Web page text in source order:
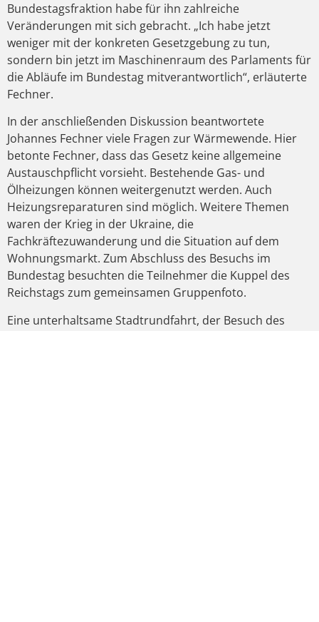
Bundestagsfraktion habe für ihn zahlreiche
Veränderungen mit sich gebracht. „Ich habe jetzt
weniger mit der konkreten Gesetzgebung zu tun,
sondern bin jetzt im Maschinenraum des Parlaments für
die Abläufe im Bundestag mitverantwortlich“, erläuterte
Fechner.
In der anschließenden Diskussion beantwortete
Johannes Fechner viele Fragen zur Wärmewende. Hier
betonte Fechner, dass das Gesetz keine allgemeine
Austauschpflicht vorsieht. Bestehende Gas- und
Ölheizungen können weitergenutzt werden. Auch
Heizungsreparaturen sind möglich. Weitere Themen
waren der Krieg in der Ukraine, die
Fachkräftezuwanderung und die Situation auf dem
Wohnungsmarkt. Zum Abschluss des Besuchs im
Bundestag besuchten die Teilnehmer die Kuppel des
Reichstags zum gemeinsamen Gruppenfoto.
Eine unterhaltsame Stadtrundfahrt, der Besuch des